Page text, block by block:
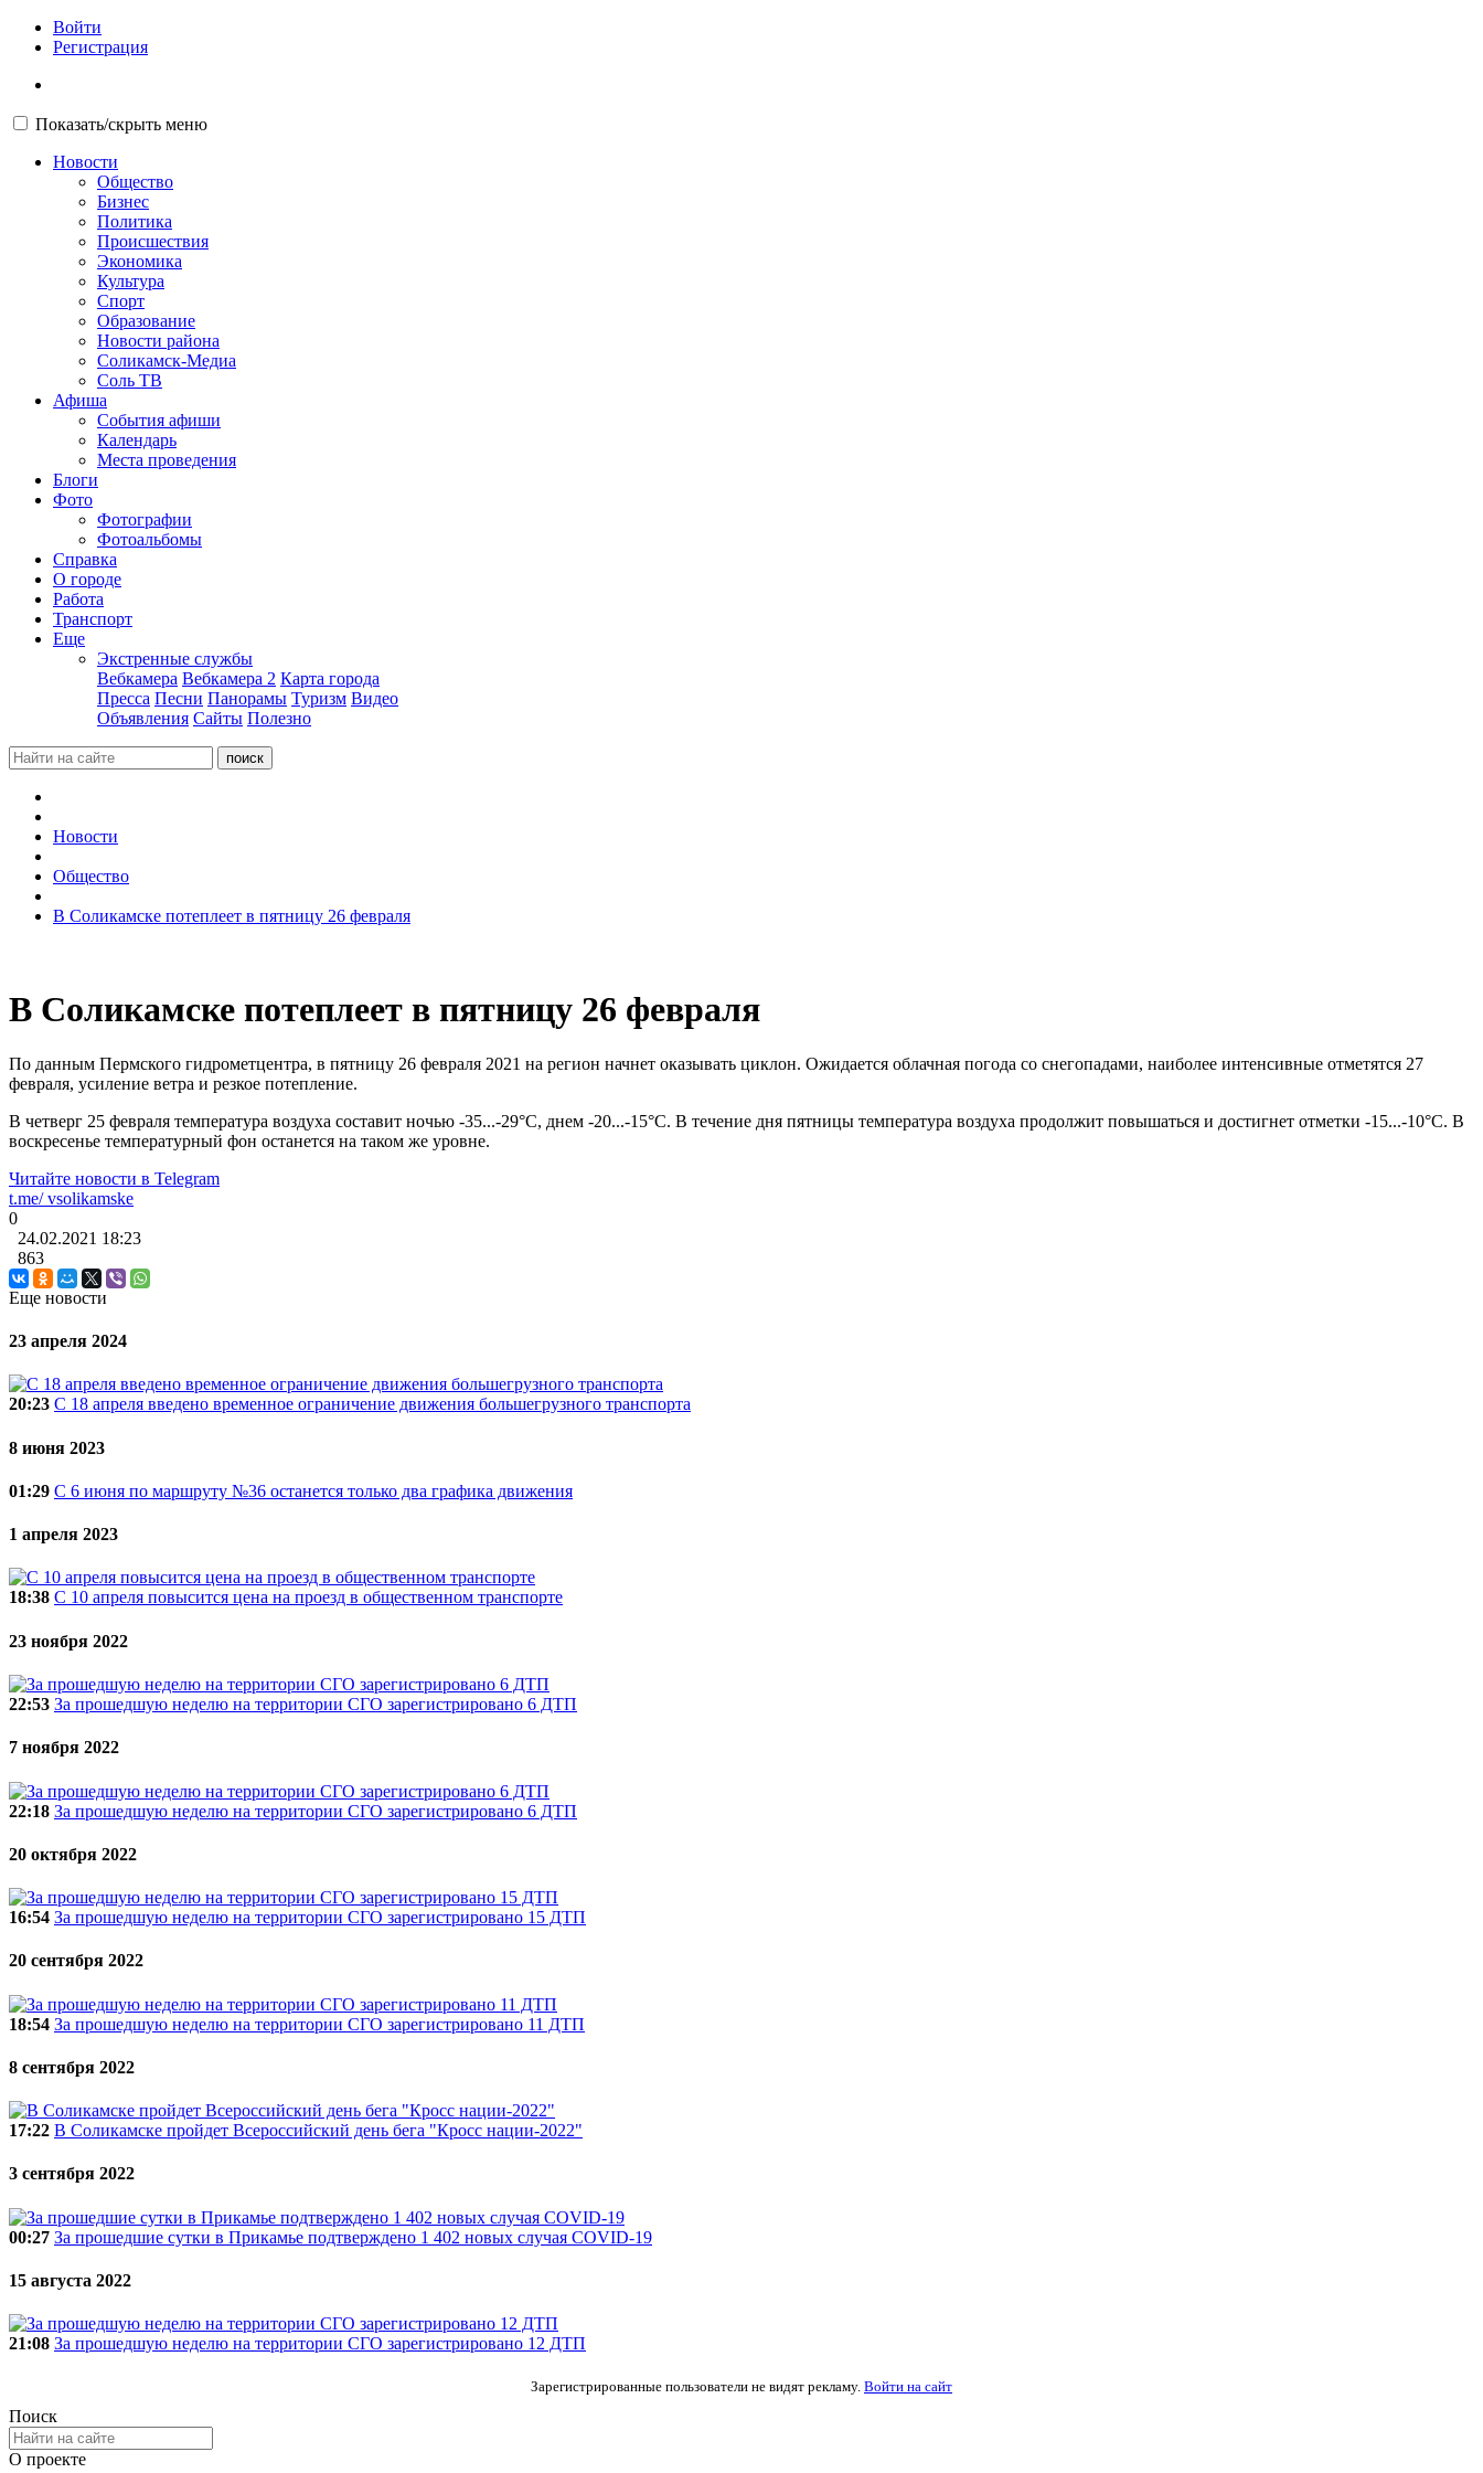
Войти
Регистрация
Показать/скрыть меню
Новости
Общество
Бизнес
Политика
Происшествия
Экономика
Культура
Спорт
Образование
Новости района
Соликамск-Медиа
Соль ТВ
Афиша
События афиши
Календарь
Места проведения
Блоги
Фото
Фотографии
Фотоальбомы
Справка
О городе
Работа
Транспорт
Еще
Экстренные службы
Вебкамера Вебкамера 2 Карта города
Пресса Песни Панорамы Туризм Видео
Объявления Сайты Полезно
Новости
Общество
В Соликамске потеплеет в пятницу 26 февраля
В Соликамске потеплеет в пятницу 26 февраля
По данным Пермского гидрометцентра, в пятницу 26 февраля 2021 на регион начнет оказывать циклон. Ожидается облачная погода со снегопадами, наиболее интенсивные отметятся 27
февраля, усиление ветра и резкое потепление.
В четверг 25 февраля температура воздуха составит ночью -35...-29°С, днем -20...-15°С. В течение дня пятницы температура воздуха продолжит повышаться и достигнет отметки -15...-10°С. В
воскресенье температурный фон останется на таком же уровне.
Читайте новости в Telegram
t.me/vsolikamske
0
24.02.2021 18:23
863
Еще новости
23 апреля 2024
20:23 C 18 апреля введено временное ограничение движения большегрузного транспорта
8 июня 2023
01:29 С 6 июня по маршруту №36 останется только два графика движения
1 апреля 2023
18:38 С 10 апреля повысится цена на проезд в общественном транспорте
23 ноября 2022
22:53 За прошедшую неделю на территории СГО зарегистрировано 6 ДТП
7 ноября 2022
22:18 За прошедшую неделю на территории СГО зарегистрировано 6 ДТП
20 октября 2022
16:54 За прошедшую неделю на территории СГО зарегистрировано 15 ДТП
20 сентября 2022
18:54 За прошедшую неделю на территории СГО зарегистрировано 11 ДТП
8 сентября 2022
17:22 В Соликамске пройдет Всероссийский день бега "Кросс нации-2022"
3 сентября 2022
00:27 За прошедшие сутки в Прикамье подтверждено 1 402 новых случая COVID-19
15 августа 2022
21:08 За прошедшую неделю на территории СГО зарегистрировано 12 ДТП
Зарегистрированные пользователи не видят рекламу. Войти на сайт
Поиск
О проекте